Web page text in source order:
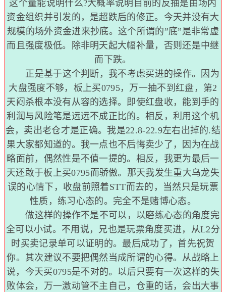
这个量能说明什么?大概率说明目前的反抽是由场内
资金组织并引发的，是超跌后的修正。今天并没有大
规模的场外资金进来抄底。这个所谓的”底”是非常虚
而且强度极低。除非明天起大幅补量，否则还是中继
而下跌。
正是基于这个判断，我不考虑买进的操作。因为
大盘强度不够，板上买0795，万一抽不到红盘，第2
天闷杀根本没有从容的选择。即使红盘收，能到手的
利润与风险笔是远远不成正比的。相反，利用这个机
会，卖出老仓才是正确。我是22.8-22.9左右出掉的.结
果大家都知道的。我一点也不后悔卖少了，因为在战
略面前，偶然性是不值一提的。相反，我更为最后一
天还敢于板上买0795而骄傲。那天我发生重大乌龙失
误的心情下，收盘前照着STT而去的，当然只是玩票
性质，练习心态的。完全不是赌博心态。
做这样的操作不是不可以，以磨练心态的角度完
全可以小试。不用说，兄也是玩票角度买进，从L2分
时买卖记录单可以证明的。最后成功了，首先祝贺
你。其次建议不要把偶然当成所谓的心得。从战略上
说，今天买0795是不对的。以后只要有一次这样的失
败体会，万一激动管不主自己，仓重的话，会出大事